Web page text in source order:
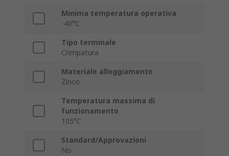
Minima temperatura operativa
-40°C
Tipo terminale
Crimpatura
Materiale alloggiamento
Zinco
Temperatura massima di
funzionamento
105°C
Standard/Approvazioni
No